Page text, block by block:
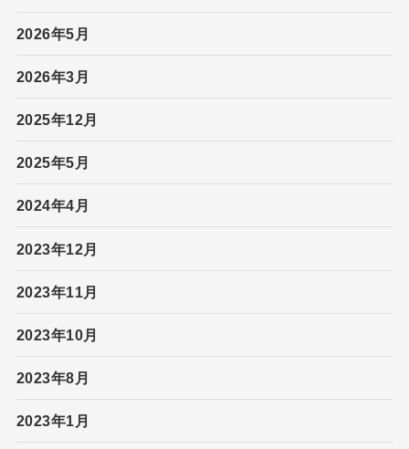
2026年5月
2026年3月
2025年12月
2025年5月
2024年4月
2023年12月
2023年11月
2023年10月
2023年8月
2023年1月